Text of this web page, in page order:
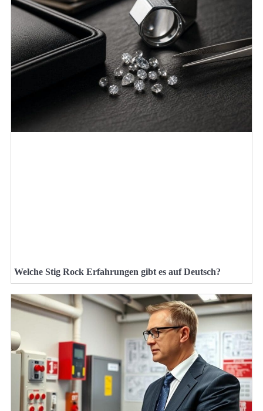
Welche Stig Rock Erfahrungen gibt es auf Deutsch?